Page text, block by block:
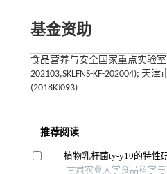
基金资助
食品营养与安全国家重点实验室
202103,SKLFNS-KF-202004); 天
(2018KJ093)